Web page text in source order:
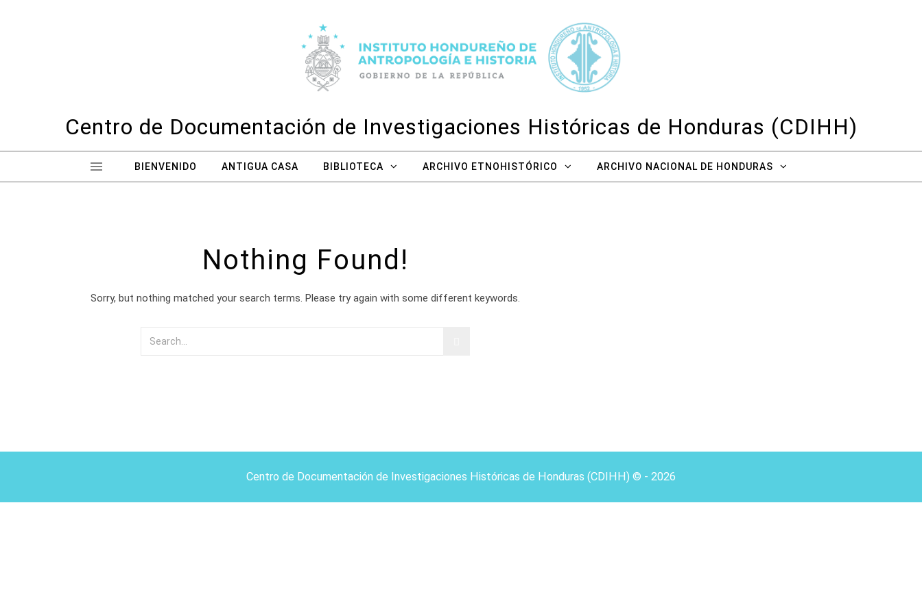
Centro de Documentación de Investigaciones Históricas de Honduras (CDIHH)
BIENVENIDO ANTIGUA CASA BIBLIOTECA ARCHIVO ETNOHISTÓRICO ARCHIVO NACIONAL DE HONDURAS
Nothing Found!
Sorry, but nothing matched your search terms. Please try again with some different keywords.
Centro de Documentación de Investigaciones Históricas de Honduras (CDIHH) © - 2026